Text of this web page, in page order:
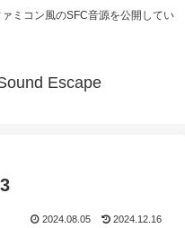
ミコン風のSFC音源を公開してい
Escape
2024.08.05 2024.12.16